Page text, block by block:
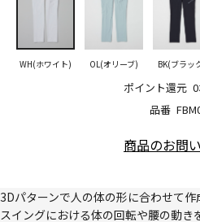
品番
ポイント還元
WH(ホワイト) OL(オリーブ) BK(ブラッ
商品のお問
3Dパターンで人の体の形に合わせて
スイングにおける体の回転や腰の動き